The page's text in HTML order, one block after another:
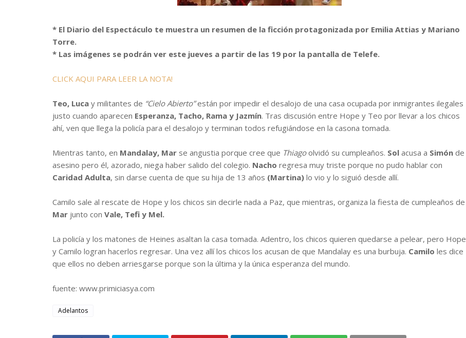
* El Diario del Espectáculo te muestra un resumen de la ficción protagonizada por Emilia Attias y Mariano
Torre.
* Las imágenes se podrán ver este jueves a partir de las 19 por la pantalla de Telefe.
CLICK AQUI PARA LEER LA NOTA!
Teo, Luca y militantes de “Cielo Abierto”están por impedir el desalojo de una casa ocupada por inmigrantes ilegales
justo cuando aparecen Esperanza, Tacho, Rama y Jazmín. Tras discusión entre Hope y Teo por llevar a los chicos
ahí, ven que llega la policía para el desalojo y terminan todos refugiándose en la casona tomada.
Mientras tanto, en Mandalay, Mar se angustia porque cree que Thiagoolvidó su cumpleaños. Sol acusa a Simón de
asesino pero él, azorado, niega haber salido del colegio. Nacho regresa muy triste porque no pudo hablar con
Caridad Adulta, sin darse cuenta de que su hija de 13 años (Martina) lo vio y lo siguió desde allí.
Camilo sale al rescate de Hope y los chicos sin decirle nada a Paz, que mientras, organiza la fiesta de cumpleaños de
Mar junto con Vale, Tefi y Mel.
La policía y los matones de Heines asaltan la casa tomada. Adentro, los chicos quieren quedarse a pelear, pero Hope
y Camilo logran hacerlos regresar. Una vez allí los chicos los acusan de que Mandalay es una burbuja. Camilo les dice
que ellos no deben arriesgarse porque son la última y la única esperanza del mundo.
fuente: www.primiciasya.com
Adelantos